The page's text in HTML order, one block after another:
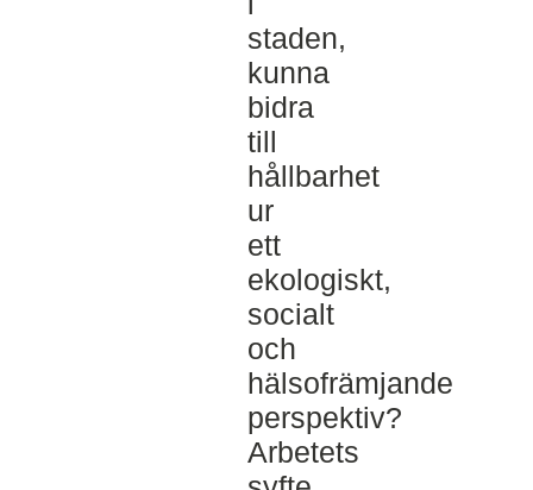
staden,
kunna
bidra
till
hållbarhet
ur
ett
ekologiskt,
socialt
och
hälsofrämjande
perspektiv?
Arbetets